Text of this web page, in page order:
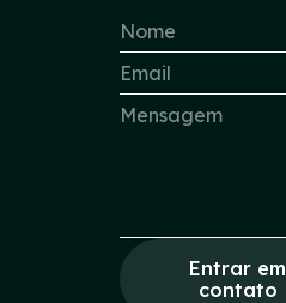
Entrar em
contato